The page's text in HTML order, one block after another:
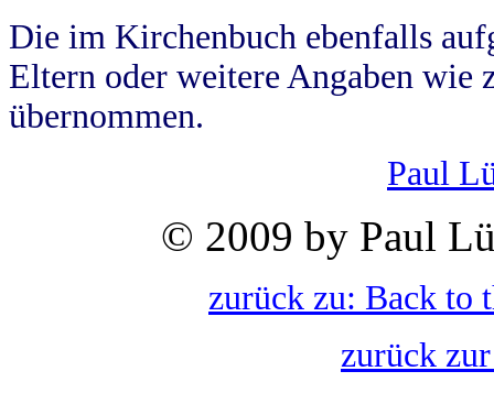
Die im Kirchenbuch ebenfalls
Eltern oder weitere Angaben wie
übernommen.
Paul
© 2009 by Paul
zurück zu: Back to
zurück